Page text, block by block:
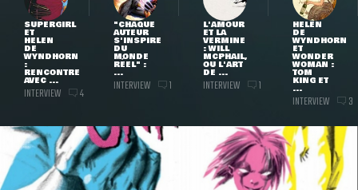
SUPERGIRL
ET
HELEN
DE
WYNDHORN
:
RENCONTRE
AVEC ...
INTERVIEW 4
"CHAQUE
AUTEUR
S'INSPIRE
DU
MONDE
RÉEL" :
...
INTERVIEW 1
L'AMOUR
ET LA
VERMINE
: WILL
MCPHAIL,
OU L'ART
DE ...
INTERVIEW 1
HELEN
DE
WYNDHORN
ET
WONDER
WOMAN :
TOM
KING ET
...
INTERVIEW 3